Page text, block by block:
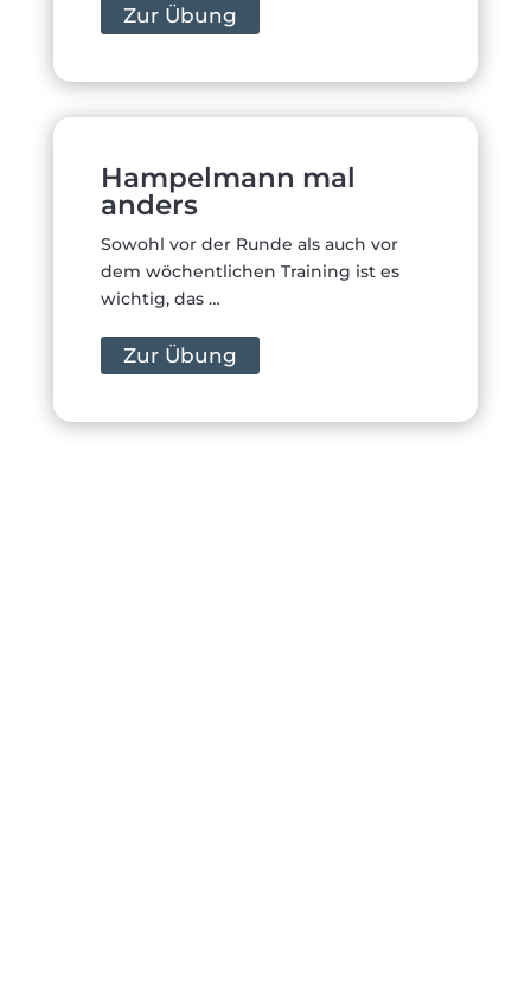
Zur Übung
Hampelmann mal
anders
Sowohl vor der Runde als auch vor
dem wöchentlichen Training ist es
wichtig, das …
Zur Übung